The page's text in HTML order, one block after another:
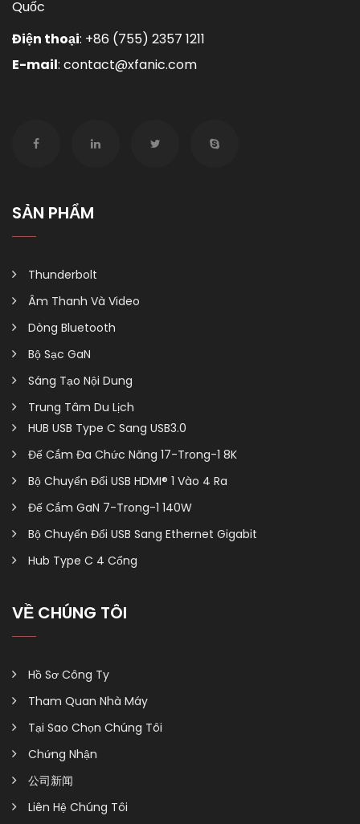
Quốc
Điện thoại: +86 (755) 2357 1211
E-mail: contact@xfanic.com
SẢN PHẨM
Thunderbolt
Âm Thanh Và Video
Dòng Bluetooth
Bộ Sạc GaN
Sáng Tạo Nội Dung
Trung Tâm Du Lịch
HUB USB Type C Sang USB3.0
Đế Cắm Đa Chức Năng 17-Trong-1 8K
Bộ Chuyển Đổi USB HDMI® 1 Vào 4 Ra
Đế Cắm GaN 7-Trong-1 140W
Bộ Chuyển Đổi USB Sang Ethernet Gigabit
Hub Type C 4 Cổng
VỀ CHÚNG TÔI
Hồ Sơ Công Ty
Tham Quan Nhà Máy
Tại Sao Chọn Chúng Tôi
Chứng Nhận
公司新闻
Liên Hệ Chúng Tôi